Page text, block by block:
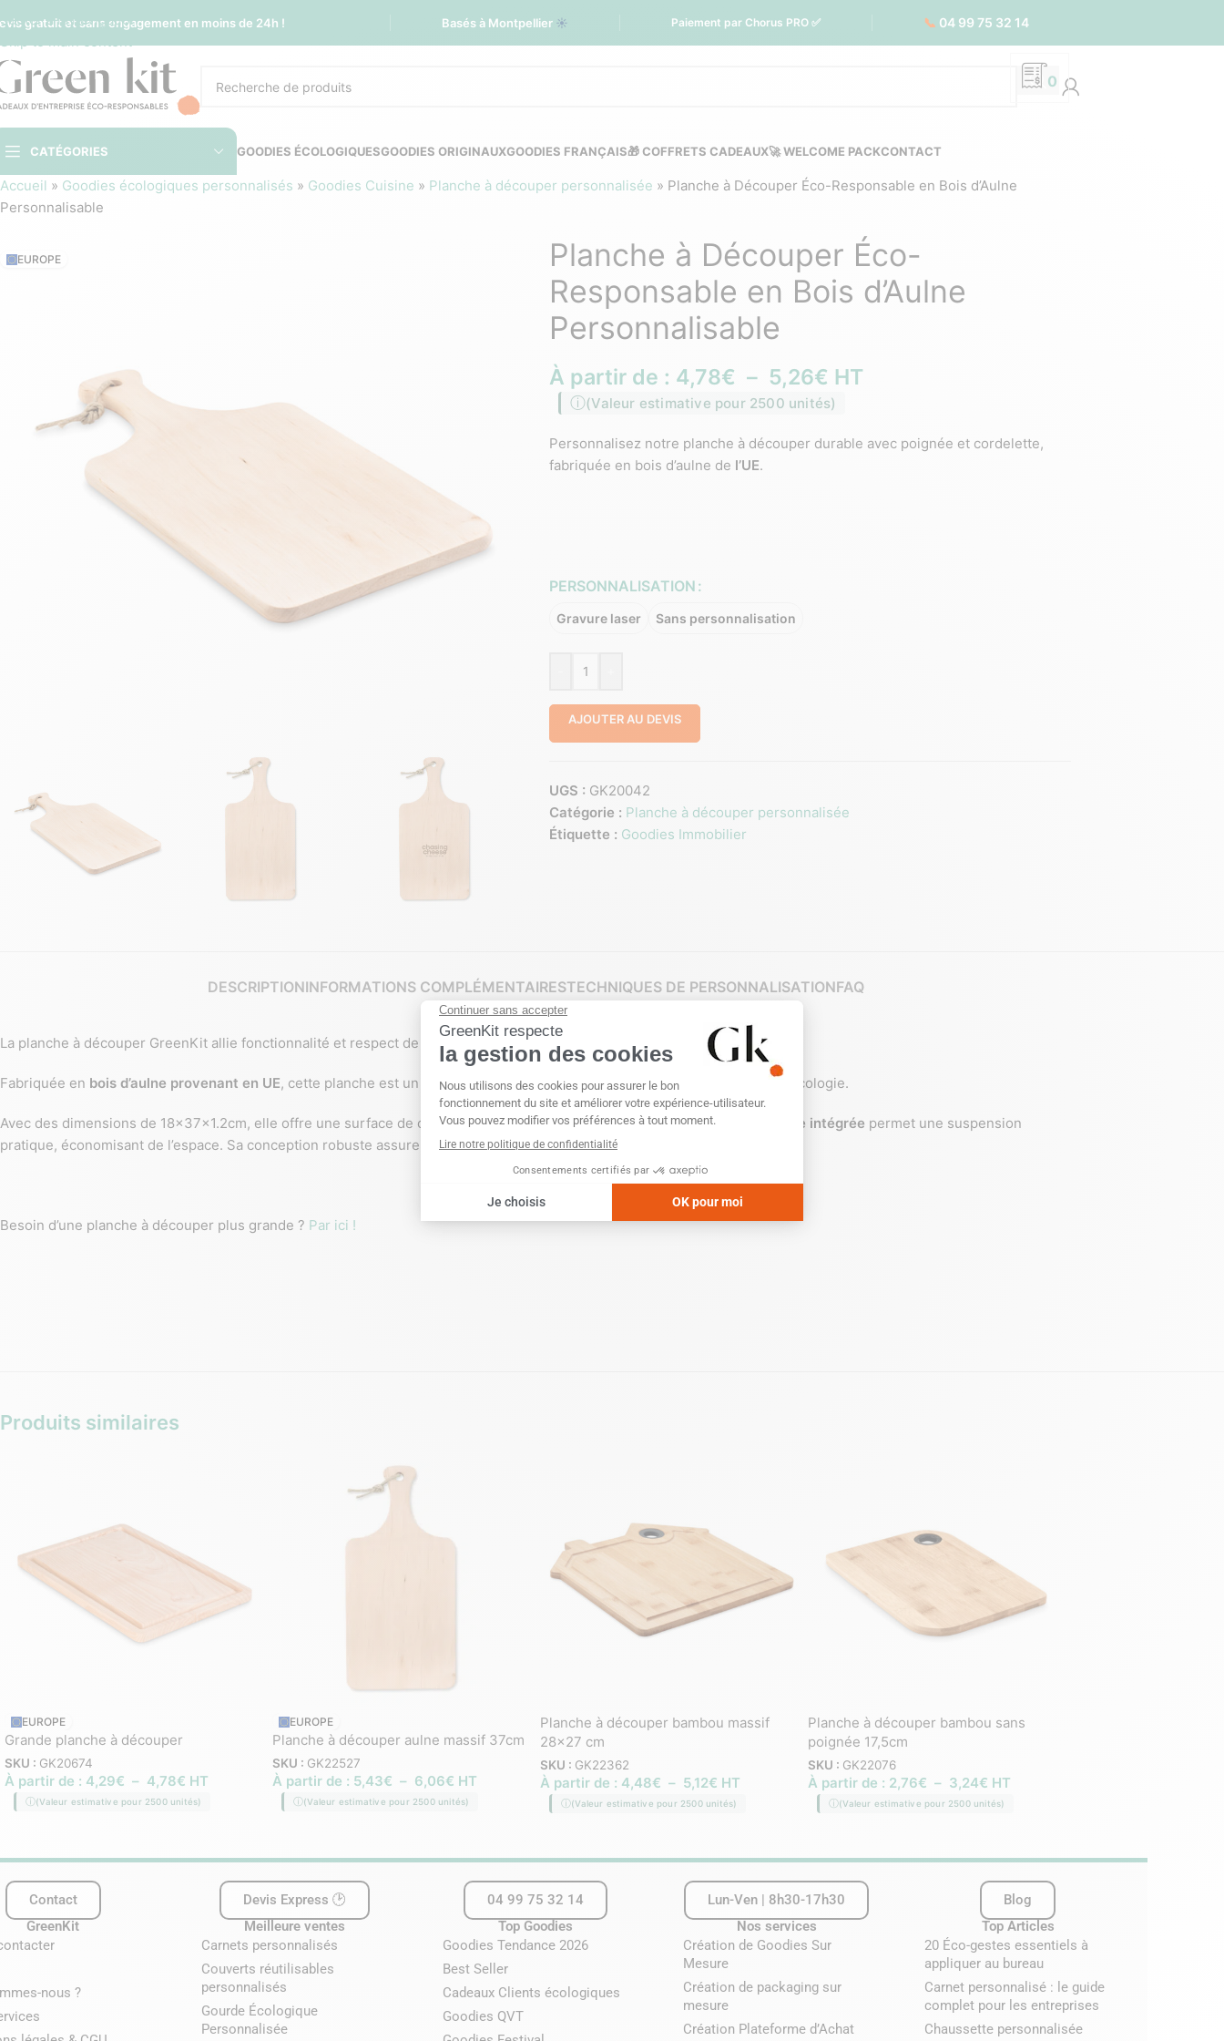
Sauter à la navigation
Skip to main content
gratuit et sans engagement en moins de 24h ! Basés à Montpellier ☀️ Paiement par Chorus PRO ✅ 📞 04 99 75 32 14
0
CATÉGORIES GOODIES ÉCOLOGIQUESGOODIES ORIGINAUXGOODIES FRANÇAIS🎁 COFFRETS CADEAUX🚀 WELCOME PACKCONTACT
Accueil » Goodies écologiques personnalisés » Goodies Cuisine » Planche à découper personnalisée » Planche à Découper Éco-Responsable en Bois d’Aulne
Personnalisable
EUROPE
Planche à Découper Éco-
Responsable en Bois d’Aulne
Personnalisable
À partir de : 4,78€ – 5,26€ HT
(Valeur estimative pour 2500 unités)
Personnalisez notre planche à découper durable avec poignée et cordelette,
fabriquée en bois d’aulne de l’UE.
PERSONNALISATION
Gravure laser Sans personnalisation
AJOUTER AU DEVIS
UGS : GK20042
Catégorie : Planche à découper personnalisée
Étiquette : Goodies Immobilier
DESCRIPTIONINFORMATIONS COMPLÉMENTAIRESTECHNIQUES DE PERSONNALISATIONFAQ
La planche à découper GreenKit allie fonctionnalité et respect de l’environnement.
Fabriquée en bois d’aulne provenant en UE, cette planche est un choix idéal à offrir aux amateurs de cuisine soucieux de l’écologie.
Avec des dimensions de 18x37x1.2cm, elle offre une surface de coupe généreuse tout en étant facile à ranger. La cordelette intégrée permet une suspension
pratique, économisant de l’espace. Sa conception robuste assure un investissement durable.
Besoin d’une planche à découper plus grande ? Par ici !
Produits similaires
EUROPE
Grande planche à découper
SKU : GK20674
À partir de : 4,29€ – 4,78€ HT
(Valeur estimative pour 2500 unités)
EUROPE
Planche à découper aulne massif 37cm
SKU : GK22527
À partir de : 5,43€ – 6,06€ HT
(Valeur estimative pour 2500 unités)
Planche à découper bambou massif
28×27 cm
SKU : GK22362
À partir de : 4,48€ – 5,12€ HT
(Valeur estimative pour 2500 unités)
Planche à découper bambou sans
poignée 17,5cm
SKU : GK22076
À partir de : 2,76€ – 3,24€ HT
(Valeur estimative pour 2500 unités)
Contact
GreenKit
nous ?
Devis Express 🕑
Meilleure ventes
Carnets personnalisés
Couverts réutilisables
personnalisés
Gourde Écologique
Personnalisée
04 99 75 32 14
Top Goodies
Goodies Tendance 2026
Best Seller
Cadeaux Clients écologiques
Goodies QVT
Lun-Ven | 8h30-17h30
Nos services
Création de Goodies Sur
Mesure
Création de packaging sur
mesure
Création Plateforme d’Achat
Blog
Top Articles
20 Éco-gestes essentiels à
appliquer au bureau
Carnet personnalisé : le guide
complet pour les entreprises
Chaussette personnalisée